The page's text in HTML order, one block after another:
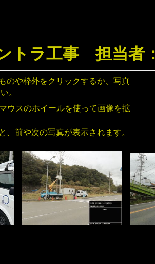
トラ工事 担当者：
リックするか、写真
い。
ウスのホイールを使って画像を拡
、前や次の写真が表示されます。